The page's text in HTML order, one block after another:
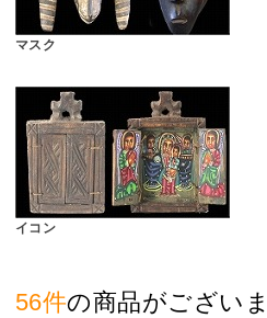
マスク
イコン
56件の商品がござい